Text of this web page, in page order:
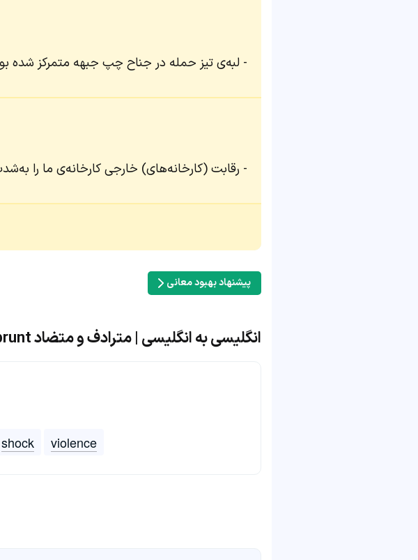
لبه‌ی تیز حمله در جناح چپ جبهه متمرکز شده
رقابت (کارخانه‌های) خارجی کارخانه‌ی ما را
پیشنهاد بهبود معانی
انگلیسی به انگلیسی | مترادف و متضاد brunt
shock violence